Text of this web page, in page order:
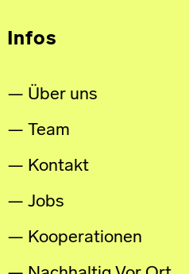
Infos
Über uns
Team
Kontakt
Jobs
Kooperationen